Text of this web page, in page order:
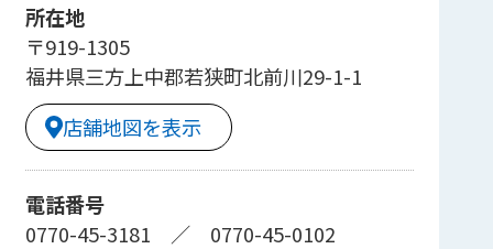
所在地
〒919-1305
福井県三方上中郡若狭町北前川29-1-1
店舗地図を表示
電話番号
0770-45-3181 ／ 0770-45-0102